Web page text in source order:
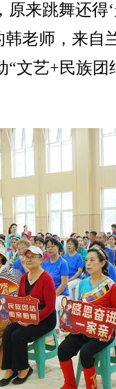
原来跳舞还得
韩老师，来自
“文艺+民族团